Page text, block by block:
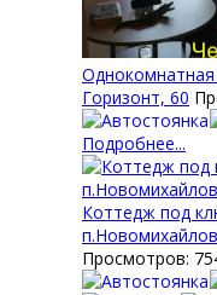
Однокомнатная
Горизонт, 60
Подробнее...
Коттедж под
Просмотров: